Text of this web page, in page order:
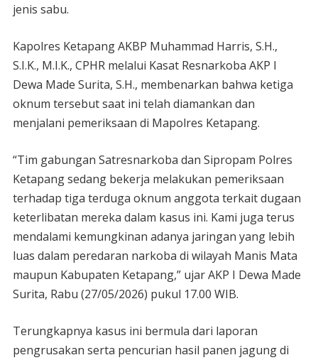
jenis sabu.
Kapolres Ketapang AKBP Muhammad Harris, S.H.,
S.I.K., M.I.K., CPHR melalui Kasat Resnarkoba AKP I
Dewa Made Surita, S.H., membenarkan bahwa ketiga
oknum tersebut saat ini telah diamankan dan
menjalani pemeriksaan di Mapolres Ketapang.
“Tim gabungan Satresnarkoba dan Sipropam Polres
Ketapang sedang bekerja melakukan pemeriksaan
terhadap tiga terduga oknum anggota terkait dugaan
keterlibatan mereka dalam kasus ini. Kami juga terus
mendalami kemungkinan adanya jaringan yang lebih
luas dalam peredaran narkoba di wilayah Manis Mata
maupun Kabupaten Ketapang,” ujar AKP I Dewa Made
Surita, Rabu (27/05/2026) pukul 17.00 WIB.
Terungkapnya kasus ini bermula dari laporan
pengrusakan serta pencurian hasil panen jagung di